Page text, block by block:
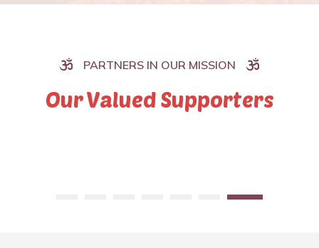
PARTNERS IN OUR MISSION
Our Valued Supporters